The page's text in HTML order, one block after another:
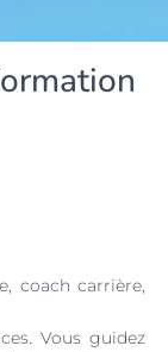
coach carrière,
Vous guidez